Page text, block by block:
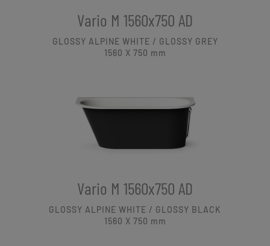
Vario M 1560x750 AD
GLOSSY ALPINE WHITE / GLOSSY GREY
1560 X 750 mm
Vario M 1560x750 AD
GLOSSY ALPINE WHITE / GLOSSY BLACK
1560 X 750 mm